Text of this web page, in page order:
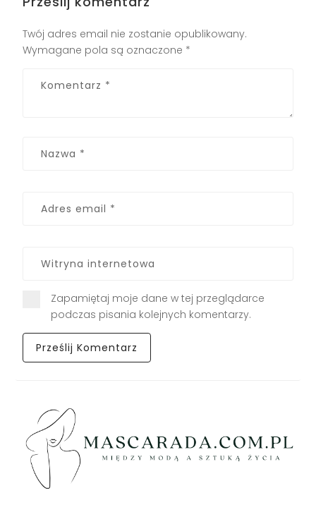
Twój adres email nie zostanie opublikowany.
Wymagane pola są oznaczone *
Zapamiętaj moje dane w tej przeglądarce
podczas pisania kolejnych komentarzy.